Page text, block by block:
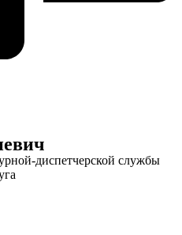
диспетчерской службы